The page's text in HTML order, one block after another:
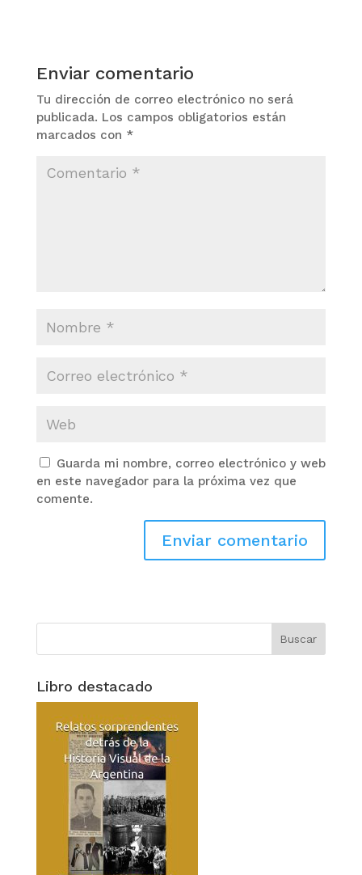
Enviar comentario
Tu dirección de correo electrónico no será
publicada. Los campos obligatorios están
marcados con *
Guarda mi nombre, correo electrónico y web
en este navegador para la próxima vez que
comente.
Libro destacado